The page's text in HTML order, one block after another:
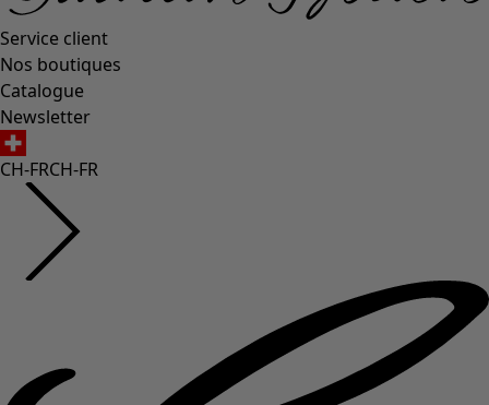
Service client
Nos boutiques
Catalogue
Newsletter
CH-FRCH-FR